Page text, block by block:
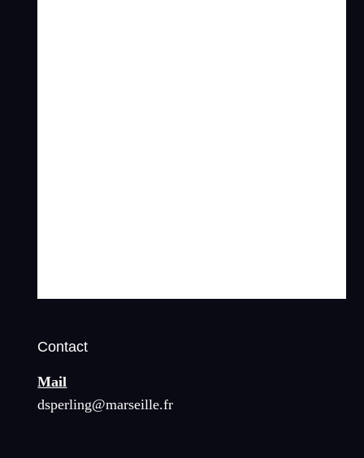
Contact
Mail
dsperling@marseille.fr